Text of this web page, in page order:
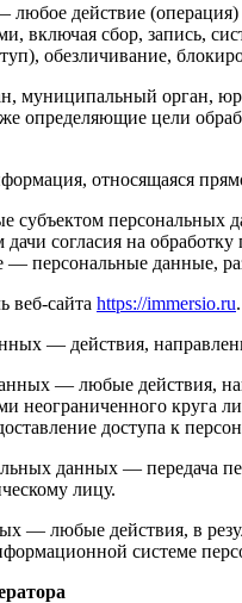
действие
включая сбор, запись,
обезличивание,
муниципальный орган,
определяющие цели
относящаяся
субъектом персональных
согласия на
персональные данные,
веб-сайта https://immersio.ru.
— действия,
— любые действия,
неограниченного круга
доступа к
данных — передача
лицу.
— любые действия, в
системе